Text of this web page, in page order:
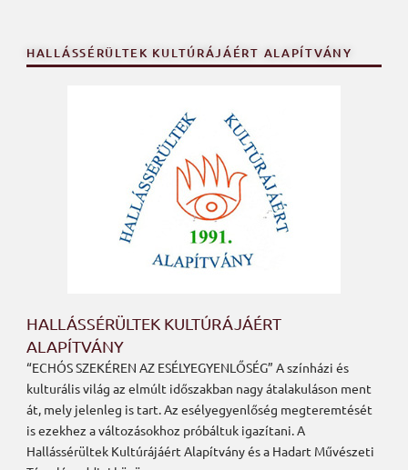
HALLÁSSÉRÜLTEK KULTÚRÁJÁÉRT ALAPÍTVÁNY
HALLÁSSÉRÜLTEK KULTÚRÁJÁÉRT
ALAPÍTVÁNY
“ECHÓS SZEKÉREN AZ ESÉLYEGYENLŐSÉG” A színházi és
kulturális világ az elmúlt időszakban nagy átalakuláson ment
át, mely jelenleg is tart. Az esélyegyenlőség megteremtését
is ezekhez a változásokhoz próbáltuk igazítani. A
Hallássérültek Kultúrájáért Alapítvány és a Hadart Művészeti